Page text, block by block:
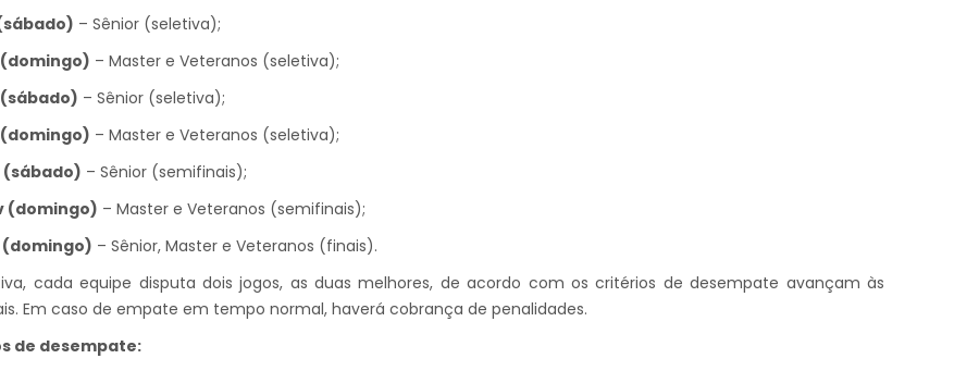
(sábado) – Sênior (seletiva);
(domingo) – Master e Veteranos (seletiva);
(sábado) – Sênior (seletiva);
(domingo) – Master e Veteranos (seletiva);
(sábado) – Sênior (semifinais);
(domingo) – Master e Veteranos (semifinais);
(domingo) – Sênior, Master e Veteranos (finais).
cada equipe disputa dois jogos, as duas melhores, de acordo com os critérios de desempate avançam às
Em caso de empate em tempo normal, haverá cobrança de penalidades.
de desempate: